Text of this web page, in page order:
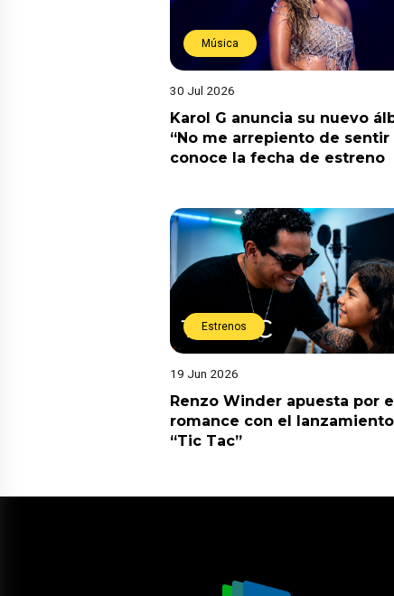
Música
30 Jul 2026
Karol G anuncia su nuevo
“No me arrepiento de sentir
conoce la fecha de estreno
Estrenos
19 Jun 2026
Renzo Winder apuesta por
romance con el
“Tic Tac”